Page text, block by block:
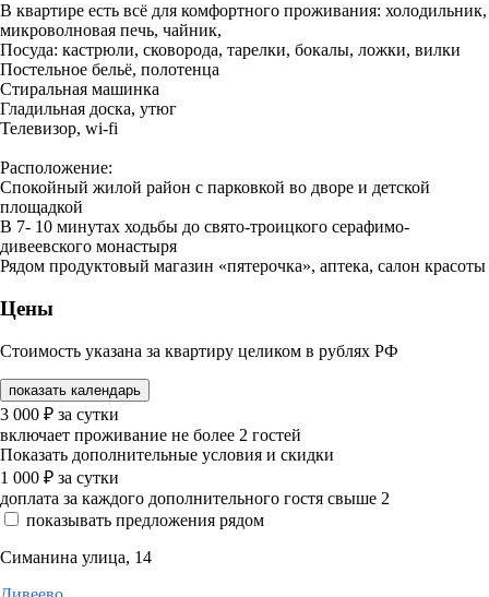
В квартире есть всё для комфортного проживания: холодильник,
микроволновая печь, чайник,
Посуда: кастрюли, сковорода, тарелки, бокалы, ложки, вилки
Постельное бельё, полотенца
Стиральная машинка
Гладильная доска, утюг
Телевизор, wi-fi
Расположение:
Спокойный жилой район с парковкой во дворе и детской
площадкой
В 7- 10 минутах ходьбы до свято-троицкого серафимо-
дивеевского монастыря
Рядом продуктовый магазин «пятерочка», аптека, салон красоты
Цены
Стоимость указана за квартиру целиком в рублях РФ
показать календарь
3 000 ₽ за сутки
включает проживание не более 2 гостей
Показать дополнительные условия и скидки
1 000 ₽ за сутки
доплата за каждого дополнительного гостя свыше 2
показывать предложения рядом
Симанина улица, 14